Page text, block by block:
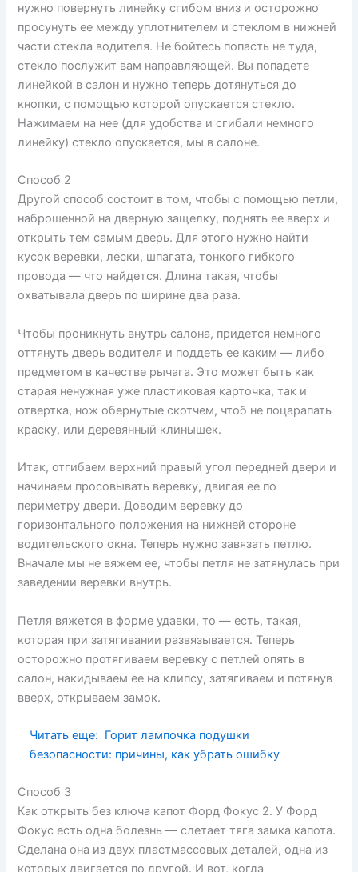
нужно повернуть линейку сгибом вниз и осторожно
просунуть ее между уплотнителем и стеклом в нижней
части стекла водителя. Не бойтесь попасть не туда,
стекло послужит вам направляющей. Вы попадете
линейкой в салон и нужно теперь дотянуться до
кнопки, с помощью которой опускается стекло.
Нажимаем на нее (для удобства и сгибали немного
линейку) стекло опускается, мы в салоне.
Способ 2
Другой способ состоит в том, чтобы с помощью петли,
наброшенной на дверную защелку, поднять ее вверх и
открыть тем самым дверь. Для этого нужно найти
кусок веревки, лески, шпагата, тонкого гибкого
провода — что найдется. Длина такая, чтобы
охватывала дверь по ширине два раза.
Чтобы проникнуть внутрь салона, придется немного
оттянуть дверь водителя и поддеть ее каким — либо
предметом в качестве рычага. Это может быть как
старая ненужная уже пластиковая карточка, так и
отвертка, нож обернутые скотчем, чтоб не поцарапать
краску, или деревянный клинышек.
Итак, отгибаем верхний правый угол передней двери и
начинаем просовывать веревку, двигая ее по
периметру двери. Доводим веревку до
горизонтального положения на нижней стороне
водительского окна. Теперь нужно завязать петлю.
Вначале мы не вяжем ее, чтобы петля не затянулась при
заведении веревки внутрь.
Петля вяжется в форме удавки, то — есть, такая,
которая при затягивании развязывается. Теперь
осторожно протягиваем веревку с петлей опять в
салон, накидываем ее на клипсу, затягиваем и потянув
вверх, открываем замок.
Читать еще: Горит лампочка подушки
безопасности: причины, как убрать ошибку
Способ 3
Как открыть без ключа капот Форд Фокус 2. У Форд
Фокус есть одна болезнь — слетает тяга замка капота.
Сделана она из двух пластмассовых деталей, одна из
которых двигается по другой. И вот, когда